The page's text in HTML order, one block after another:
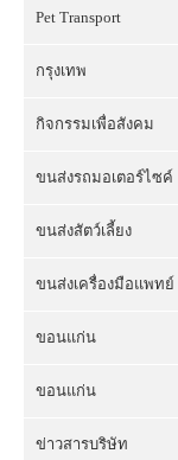
Pet Transport
กรุงเทพ
กิจกรรมเพื่อสังคม
ขนส่งรถมอเตอร์ไซค์
ขนส่งสัตว์เลี้ยง
ขนส่งเครื่องมือแพทย์
ขอนแก่น
ขอนแก่น
ข่าวสารบริษัท